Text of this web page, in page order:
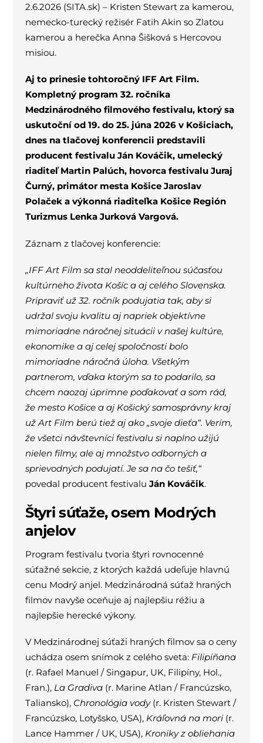
2.6.2026 (SITA.sk) – Kristen Stewart za kamerou,
nemecko-turecký režisér Fatih Akin so Zlatou
kamerou a herečka Anna Šišková s Hercovou
misiou.
Aj to prinesie tohtoročný IFF Art Film.
Kompletný program 32. ročníka
Medzinárodného filmového festivalu, ktorý sa
uskutoční od 19. do 25. júna 2026 v Košiciach,
dnes na tlačovej konferencii predstavili
producent festivalu Ján Kováčik, umelecký
riaditeľ Martin Palúch, hovorca festivalu Juraj
Čurný, primátor mesta Košice Jaroslav
Polaček a výkonná riaditeľka Košice Región
Turizmus Lenka Jurková Vargová.
Záznam z tlačovej konferencie:
„IFF Art Film sa stal neoddeliteľnou súčasťou
kultúrneho života Košíc a aj celého Slovenska.
Pripraviť už 32. ročník podujatia tak, aby si
udržal svoju kvalitu aj napriek objektívne
mimoriadne náročnej situácii v našej kultúre,
ekonomike a aj celej spoločnosti bolo
mimoriadne náročná úloha. Všetkým
partnerom, vďaka ktorým sa to podarilo, sa
chcem naozaj úprimne poďakovať a som rád,
že mesto Košice a aj Košický samosprávny kraj
už Art Film berú tiež aj ako „svoje dieťa“. Verím,
že všetci návštevníci festivalu si naplno užijú
nielen filmy, ale aj množstvo odborných a
sprievodných podujatí. Je sa na čo tešiť,“
povedal producent festivalu Ján Kováčik.
Štyri súťaže, osem Modrých
anjelov
Program festivalu tvoria štyri rovnocenné
súťažné sekcie, z ktorých každá udeľuje hlavnú
cenu Modrý anjel. Medzinárodná súťaž hraných
filmov navyše oceňuje aj najlepšiu réžiu a
najlepšie herecké výkony.
V Medzinárodnej súťaži hraných filmov sa o ceny
uchádza osem snímok z celého sveta: Filipiñana
(r. Rafael Manuel / Singapur, UK, Filipíny, Hol.,
Fran.), La Gradiva(r. Marine Atlan / Francúzsko,
Taliansko), Chronológia vody(r. Kristen Stewart /
Francúzsko, Lotyšsko, USA), Kráľovná na mori(r.
Lance Hammer / UK, USA), Kroniky z obliehania